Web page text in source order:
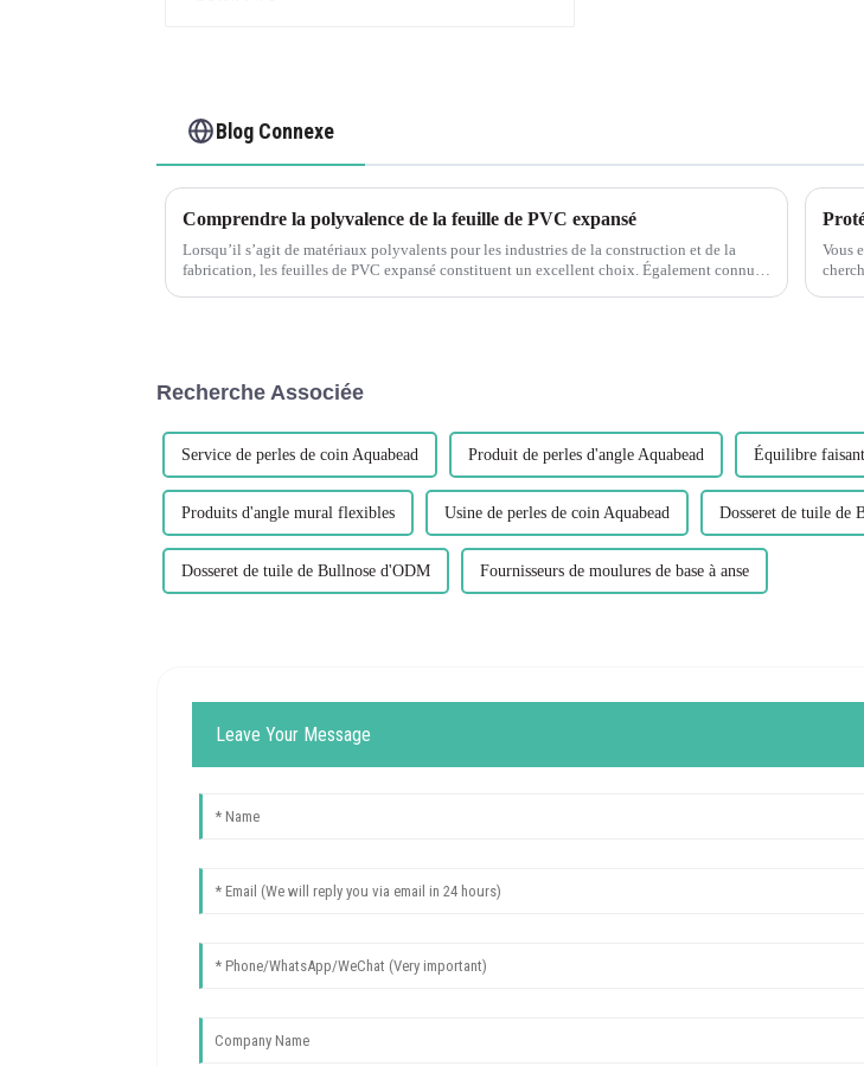
Blog Connexe
Comprendre la polyvalence de la feuille de PVC expansé
Lorsqu’il s’agit de matériaux polyvalents pour les industries de la construction et de la
fabrication, les feuilles de PVC expansé constituent un excellent choix. Également connu
Vous
Recherche Associée
Service de perles de coin Aquabead Produit de perles d'angle Aquabead Équilibre
Produits d'angle mural flexibles Usine de perles de coin Aquabead Dosseret de tuile de
Dosseret de tuile de Bullnose d'ODM Fournisseurs de moulures de base à anse
Leave Your Message